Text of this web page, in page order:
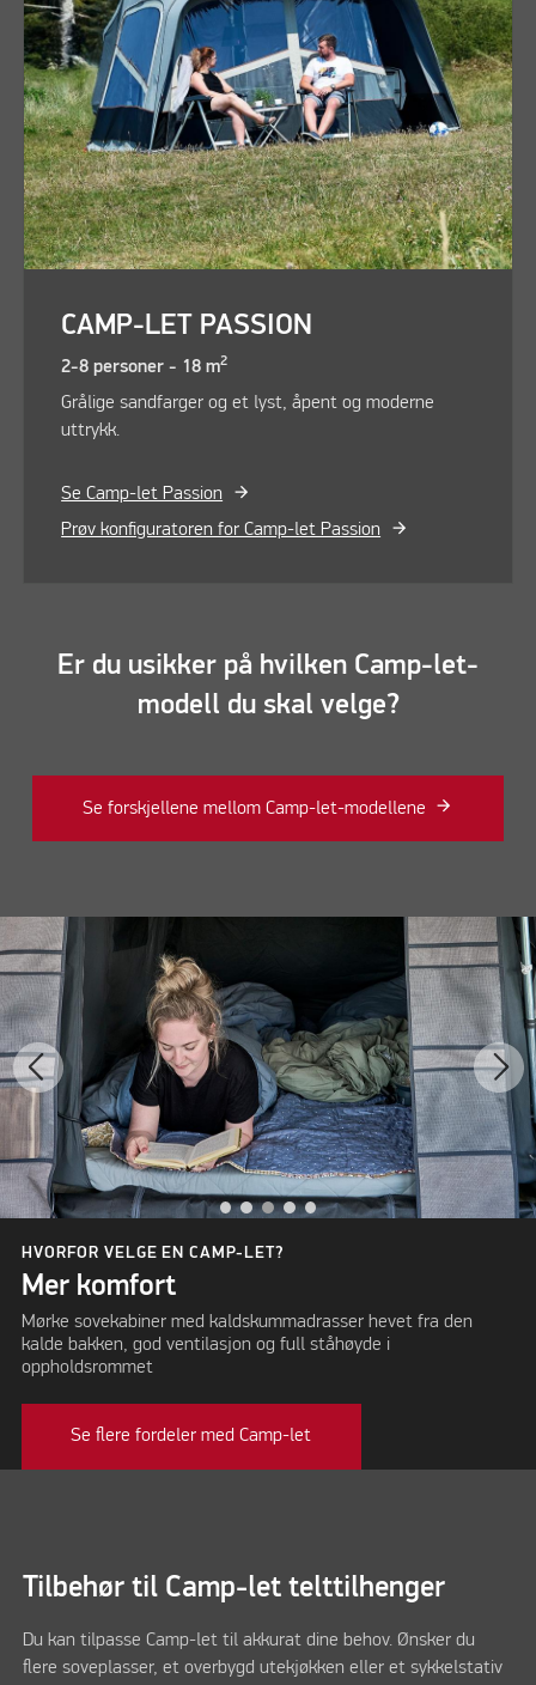
CAMP-LET PASSION
2-8 personer - 18 m2
Grålige sandfarger og et lyst, åpent og moderne
uttrykk.
Se Camp-let Passion
Prøv konfiguratoren for Camp-let Passion
Er du usikker på hvilken Camp-let-
modell du skal velge?
Se forskjellene mellom Camp-let-modellene
HVORFOR VELGE EN CAMP-LET?
Mer komfort
Mørke sovekabiner med kaldskummadrasser hevet fra den
kalde bakken, god ventilasjon og full ståhøyde i
oppholdsrommet
Se flere fordeler med Camp-let
Tilbehør til Camp-let telttilhenger
Du kan tilpasse Camp-let til akkurat dine behov. Ønsker du
flere soveplasser, et overbygd utekjøkken eller et sykkelstativ